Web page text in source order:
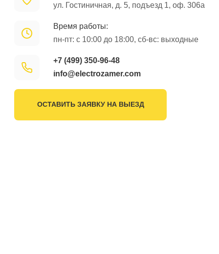
Время работы:
пн-пт: с 10:00 до 18:00, сб-вс: выходные
ул. Гостиничная, д. 5, подъезд 1, оф. 306а
ОСТАВИТЬ ЗАЯВКУ НА ВЫЕЗД
info@electrozamer.com
+7 (499) 350-96-48